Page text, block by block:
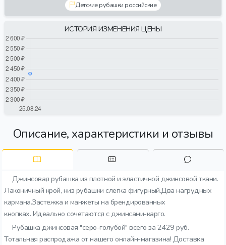
Детские рубашки российские
ИСТОРИЯ ИЗМЕНЕНИЯ ЦЕНЫ
Описание, характеристики и отзывы
Джинсовая рубашка из плотной и эластичной джинсовой ткани.
Лаконичный крой, низ рубашки слегка фигурный.Два нагрудных
кармана.Застежка и манжеты на брендированных
кнопках. Идеально сочетаются с джинсами-карго.
Рубашка джинсовая "серо-голубой" всего за 2429 руб.
Тотальная распродажа от нашего онлайн-магазина! Доставка